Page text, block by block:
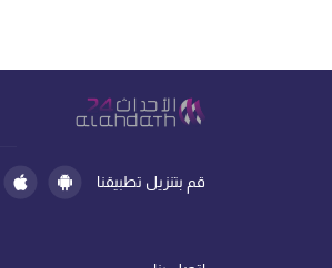
قم بتنزيل تطبيقنا